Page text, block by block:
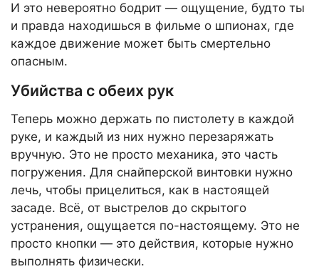
И это невероятно бодрит — ощущение, будто ты
и правда находишься в фильме о шпионах, где
каждое движение может быть смертельно
опасным.
Убийства с обеих рук
Теперь можно держать по пистолету в каждой
руке, и каждый из них нужно перезаряжать
вручную. Это не просто механика, это часть
погружения. Для снайперской винтовки нужно
лечь, чтобы прицелиться, как в настоящей
засаде. Всё, от выстрелов до скрытого
устранения, ощущается по-настоящему. Это не
просто кнопки — это действия, которые нужно
выполнять физически.